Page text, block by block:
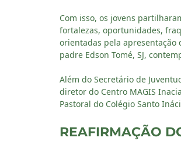
Com isso, os jovens
fortalezas, oportunidades,
orientadas pela apresentação
padre Edson Tomé, SJ,
Além do Secretário de
diretor do Centro MAGIS
Pastoral do Colégio Santo
REAFIRMAÇÃO